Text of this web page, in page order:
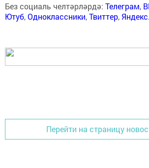
Без социаль челтәрләрдә: Телеграм,
Ютуб,Одноклассники,Твиттер,
Перейти на страницу